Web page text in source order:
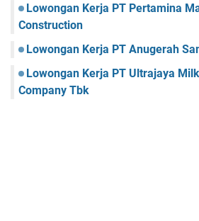
Lowongan Kerja PT Pertamina
Construction
Lowongan Kerja PT Anugerah
Lowongan Kerja PT Ultrajaya
Company Tbk